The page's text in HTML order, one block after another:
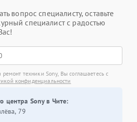
вопрос специалисту, оставьте
специалист с радостью
ремонт техники Sony, Вы соглашаетесь с
конфиденциальности
центра Sony в Чите:
79